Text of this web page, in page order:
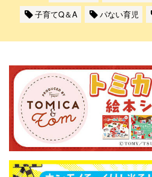
子育てQ＆A パない育児